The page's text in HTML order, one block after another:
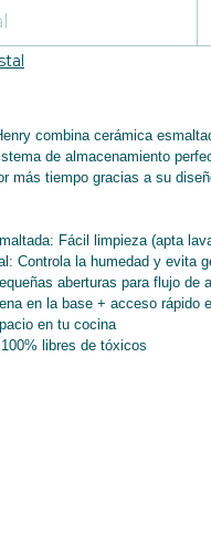
combina cerámica
de almacenamiento
más tiempo gracias a su
Fácil limpieza (apta
Controla la humedad y evita
aberturas para flujo de
en la base + acceso rápido
en tu cocina
libres de tóxicos